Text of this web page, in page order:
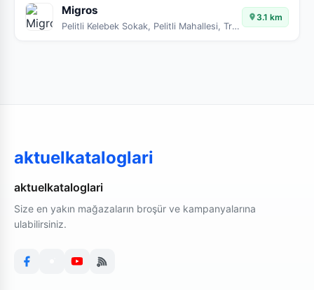
Migros
Pelitli Kelebek Sokak, Pelitli Mahallesi, Trabzon, Ortahisar, Trabzon, Karadeniz Bölgesi, 61010, Türkiye
3.1 km
aktuelkataloglari
aktuelkataloglari
Size en yakın mağazaların broşür ve kampanyalarına
ulabilirsiniz.